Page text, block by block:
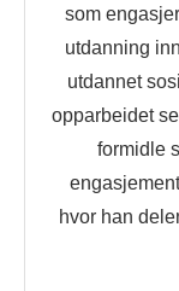
som
utdanning
utdannet
opparbeidet
formidle
hvor han